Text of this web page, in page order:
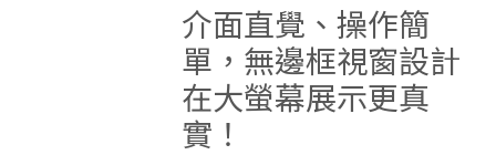
介面直覺、操作簡
單，無邊框視窗設計
在大螢幕展示更真
實！